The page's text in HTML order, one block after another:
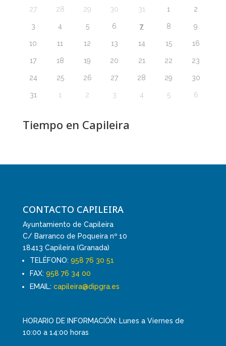
27 28 29 30 31 1 2
3 4 5 6 7 8 9
10 11 12 13 14 15 16
17 18 19 20 21 22 23
24 25 26 27 28 29 30
31 1 2 3 4 5 6
Tiempo en Capileira
CONTACTO CAPILEIRA
Ayuntamiento de Capileira
C/ Barranco de Poqueira nº 10
18413 Capileira (Granada)
TELÉFONO: 958 76 30 51
FAX: 958 76 34 00
EMAIL: capileira@dipgra.es
HORARIO DE INFORMACIÓN: Lunes a Viernes de
10:00 a 14:00 horas